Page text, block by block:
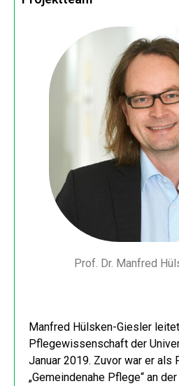
Prof. Dr. Manfred
Manfred Hülsken-Giesler
Pflegewissenschaft der
Januar 2019. Zuvor war er als
„Gemeindenahe Pflege“ an der